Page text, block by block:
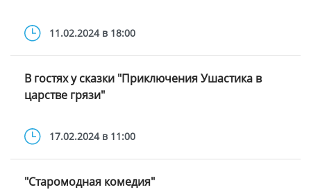
11.02.2024 в 18:00
В гостях у сказки "Приключения Ушастика в
царстве грязи"
17.02.2024 в 11:00
"Старомодная комедия"